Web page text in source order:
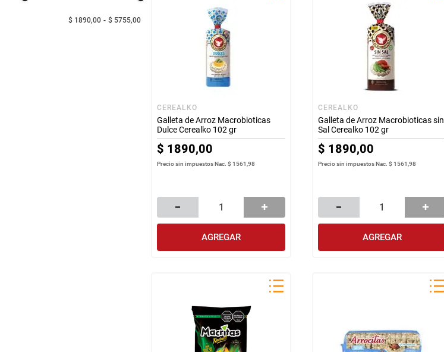
$ 1890,00 $ 5755,00
CEREALKO
Galleta de Arroz Macrobioticas
Dulce Cerealko 102 gr
$ 1890,00
Precio sin impuestos Nac.$ 1561,98
AGREGAR
CEREALKO
Galleta de Arroz Macrobioticas sin
Sal Cerealko 102 gr
$ 1890,00
Precio sin impuestos Nac. $ 1561,98
AGREGAR